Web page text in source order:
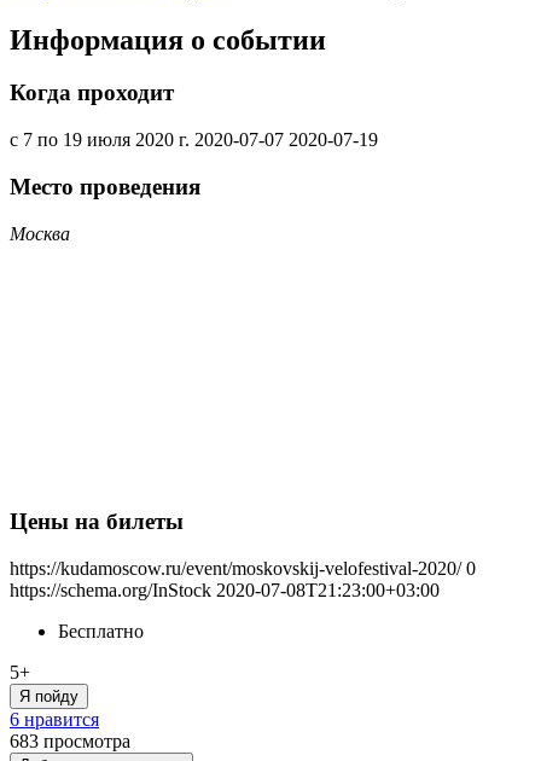
Информация о событии
Когда проходит
с 7 по 19 июля 2020 г. 2020-07-07 2020-07-19
Место проведения
Москва
Цены на билеты
https://kudamoscow.ru/event/moskovskij-velofestival-2020/ 0
https://schema.org/InStock 2020-07-08T21:23:00+03:00
Бесплатно
5+
Я пойду
6 нравится
683 просмотра